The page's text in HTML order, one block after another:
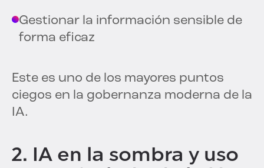
Gestionar la información sensible de
forma eficaz
Este es uno de los mayores puntos
ciegos en la gobernanza moderna de la
IA.
2. IA en la sombra y uso